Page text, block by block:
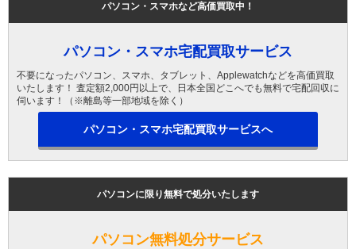
パソコン・スマホなど高価買取中！
パソコン・スマホ宅配買取サービス
不要になったパソコン、スマホ、タブレット、Applewatchなどを高価買取
いたします！ 査定額2,000円以上で、日本全国どこへでも無料で宅配回収に
伺います！（※離島等一部地域を除く）
パソコン・スマホ宅配買取サービスへ
パソコンに限り無料で処分いたします
パソコン無料処分サービス